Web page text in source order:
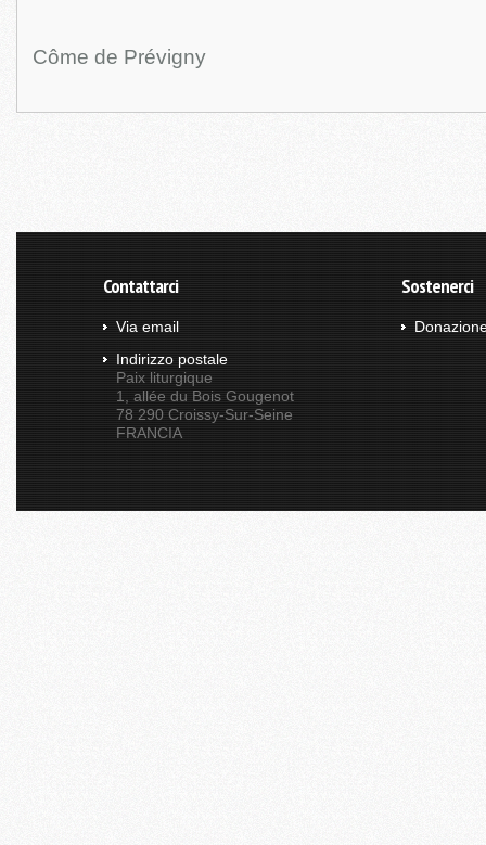
Côme de Prévigny
Contattarci
Via email
Indirizzo postale
Paix liturgique
1, allée du Bois Gougenot
78 290 Croissy-Sur-Seine
FRANCIA
Sostenerci